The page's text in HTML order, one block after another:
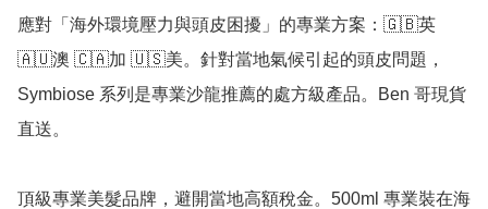
應對「海外環境壓力與頭皮困擾」的專業方案：🇬🇧英
🇦🇺澳 🇨🇦加 🇺🇸美。針對當地氣候引起的頭皮問題，
Symbiose 系列是專業沙龍推薦的處方級產品。Ben 哥現貨
直送。
頂級專業美髮品牌，避開當地高額稅金。500ml 專業裝在海